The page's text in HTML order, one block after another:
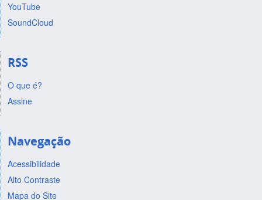
YouTube
SoundCloud
RSS
O que é?
Assine
Navegação
Acessibilidade
Alto Contraste
Mapa do Site